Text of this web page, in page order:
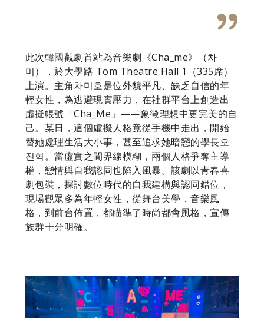
此次韓國觀劇首站為音樂劇《Cha_me》（차
미），於大學路 Tom Theatre Hall 1（335席）
上演。主角차미호是位外貌平凡、缺乏自信的年
輕女性，為逃避現實壓力，在社群平台上創造出
虛擬帳號「Cha_Me」——象徵理想中更完美的自
己。某日，這個虛擬人格竟從手機中走出，開始
替她處理生活大小事，甚至追求她暗戀的學長오
진혁。當虛實之間界線模糊，兩個人格爭奪主導
權，戀情與自我認同也陷入風暴。該劇以青春喜
劇包裝，探討數位時代的自我建構與認同錯位，
現場觀眾多為年輕女性，從舞台美學，音樂風
格，到前台佈置，都瞄準了時尚都會風格，宣傳
族群十分明確。